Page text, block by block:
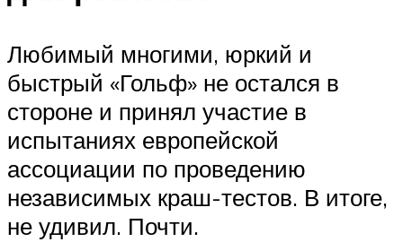
Любимый многими, юркий и
быстрый «Гольф» не остался в
стороне и принял участие в
испытаниях европейской
ассоциации по проведению
независимых краш-тестов. В итоге,
не удивил. Почти.